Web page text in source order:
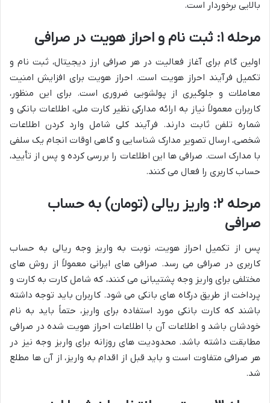
بالایی برخوردار است.
مرحله ۱: ثبت نام و احراز هویت در صرافی
اولین گام برای آغاز فعالیت در هر صرافی ارز دیجیتال، ثبت نام و
تکمیل فرآیند احراز هویت است. احراز هویت برای افزایش امنیت
معاملات و جلوگیری از پولشویی ضروری است. برای این منظور،
کاربران معمولاً نیاز به ارائه مدارکی نظیر کارت ملی، اطلاعات بانکی و
شماره تلفن ثابت دارند. فرآیند کلی شامل وارد کردن اطلاعات
شخصی، ارسال تصویر مدارک شناسایی و گاهی اوقات انجام یک سلفی
با مدارک است. صرافی ها این اطلاعات را بررسی کرده و پس از تأیید،
حساب کاربری را فعال می کنند.
مرحله ۲: واریز ریالی (تومان) به حساب
صرافی
پس از تکمیل احراز هویت، نوبت به واریز وجه ریالی به حساب
کاربری در صرافی می رسد. صرافی های ایرانی معمولاً از روش های
مختلفی برای واریز وجه پشتیبانی می کنند، که شامل کارت به کارت و
پرداخت از طریق درگاه های بانکی می شود. کاربران باید توجه داشته
باشند که کارت بانکی مورد استفاده برای واریز، حتماً باید به نام
خودشان باشد و اطلاعات آن با اطلاعات احراز هویت شده در صرافی
مطابقت داشته باشد. محدودیت های روزانه برای واریز وجه نیز در
هر صرافی متفاوت است و باید قبل از اقدام به واریز، از آن ها مطلع
شد.